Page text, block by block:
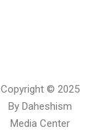
Copyright © 2025
By Daheshism
Media Center